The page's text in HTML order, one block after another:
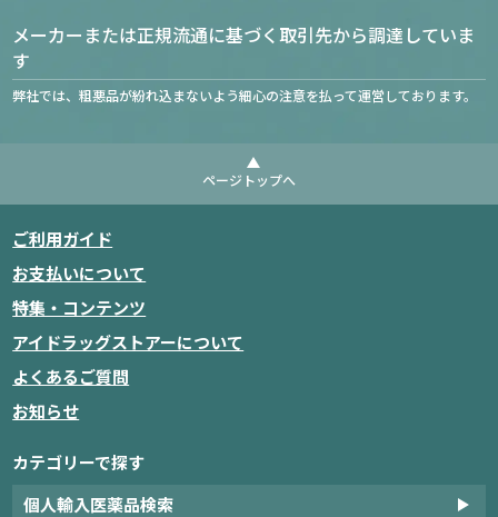
メーカーまたは正規流通に基づく取引先から調達していま
す
弊社では、粗悪品が紛れ込まないよう細心の注意を払って運営しております。
ページトップへ
ご利用ガイド
お支払いについて
特集・コンテンツ
アイドラッグストアーについて
よくあるご質問
お知らせ
カテゴリーで探す
個人輸入医薬品検索